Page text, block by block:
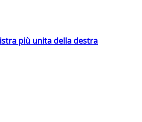
più unita della destra